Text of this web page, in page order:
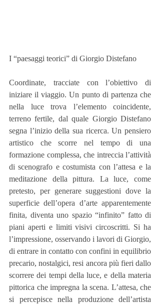
I “paesaggi teorici” di Giorgio Distefano
Coordinate, tracciate con l’obiettivo di
iniziare il viaggio. Un punto di partenza che
nella luce trova l’elemento coincidente,
terreno fertile, dal quale Giorgio Distefano
segna l’inizio della sua ricerca. Un pensiero
artistico che scorre nel tempo di una
formazione complessa, che intreccia l’attività
di scenografo e costumista con l’attesa e la
meditazione della pittura. La luce, come
pretesto, per generare suggestioni dove la
superficie dell’opera d’arte apparentemente
finita, diventa uno spazio “infinito” fatto di
piani aperti e limiti visivi circoscritti. Si ha
l’impressione, osservando i lavori di Giorgio,
di entrare in contatto con confini in equilibrio
precario, nostalgici, resi ancora più fieri dallo
scorrere dei tempi della luce, e della materia
pittorica che impregna la scena. L’attesa, che
si percepisce nella produzione dell’artista